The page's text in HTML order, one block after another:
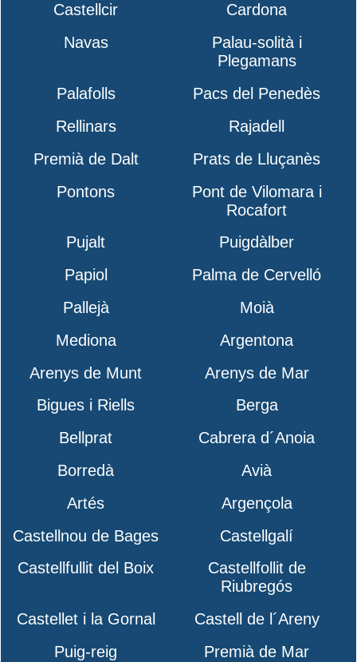
Castellcir
Cardona
Navas
Palau-solità i
Plegamans
Palafolls
Pacs del Penedès
Rellinars
Rajadell
Premià de Dalt
Prats de Lluçanès
Pontons
Pont de Vilomara i
Rocafort
Pujalt
Puigdàlber
Papiol
Palma de Cervelló
Pallejà
Moià
Mediona
Argentona
Arenys de Munt
Arenys de Mar
Bigues i Riells
Berga
Bellprat
Cabrera d´Anoia
Borredà
Avià
Artés
Argençola
Castellnou de Bages
Castellgalí
Castellfullit del Boix
Castellfollit de
Riubregós
Castellet i la Gornal
Castell de l´Areny
Puig-reig
Premià de Mar